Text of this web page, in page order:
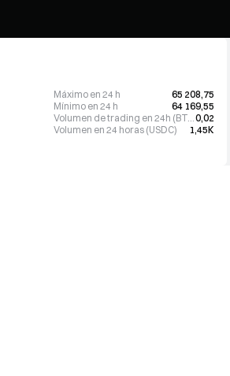
Máximo en 24 h
65 208,75
Mínimo en 24 h
64 169,55
Volumen de trading en 24h (BTC)0,02
Volumen en 24 horas (USDC)
1,45K